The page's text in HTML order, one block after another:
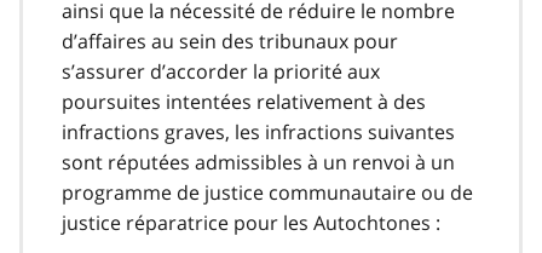
19
ainsi que la nécessité de réduire le nombre
d’affaires au sein des tribunaux pour
s’assurer d’accorder la priorité aux
poursuites intentées relativement à des
infractions graves, les infractions suivantes
sont réputées admissibles à un renvoi à un
programme de justice communautaire ou de
justice réparatrice pour les Autochtones :